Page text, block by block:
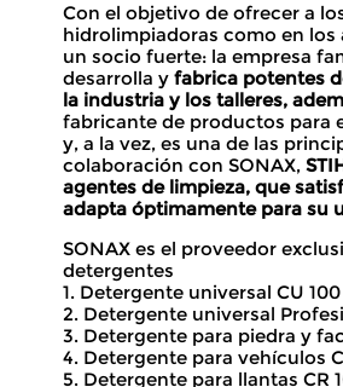
Con el objetivo de ofrecer a
hidrolimpiadoras como en los
un socio fuerte: la empresa
desarrolla y fabrica potentes
la industria y los talleres,
fabricante de productos para
y, a la vez, es una de las
colaboración con SONAX,
agentes de limpieza, que
adapta óptimamente para su
SONAX es el proveedor
detergentes
1. Detergente universal CU 100
2. Detergente universal
3. Detergente para piedra y
4. Detergente para vehículos
5. Detergente para llantas CR